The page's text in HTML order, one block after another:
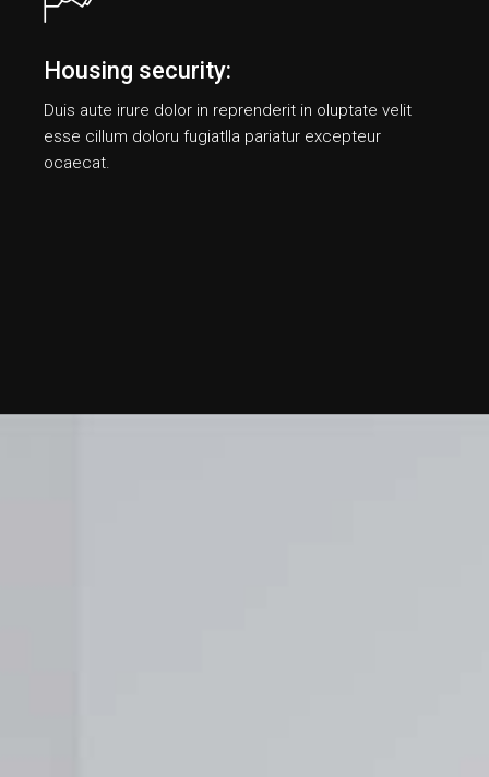
Housing security:
Duis aute irure dolor in reprenderit in oluptate velit
esse cillum doloru fugiatlla pariatur еxcepteur
ocaecat.